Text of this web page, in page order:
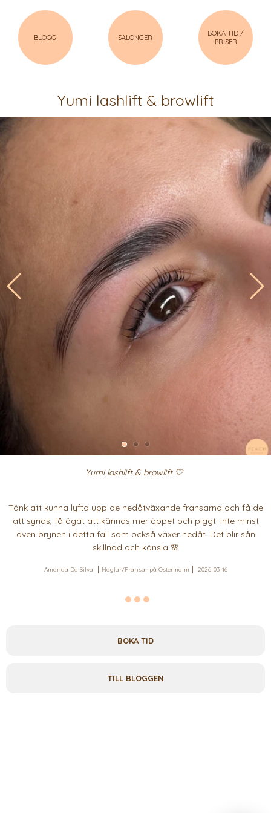
BLOGG SALONGER
BOKA TID /
PRISER
Yumi lashlift & browlift
Yumi lashlift & browlift 🤍
Tänk att kunna lyfta upp de nedåtväxande fransarna och få de
att synas, få ögat att kännas mer öppet och piggt. Inte minst
även brynen i detta fall som också växer nedåt. Det blir sån
skillnad och känsla 🌸
Amanda Da Silva Naglar/Fransar på Östermalm 2026-03-16
BOKA TID
TILL BLOGGEN